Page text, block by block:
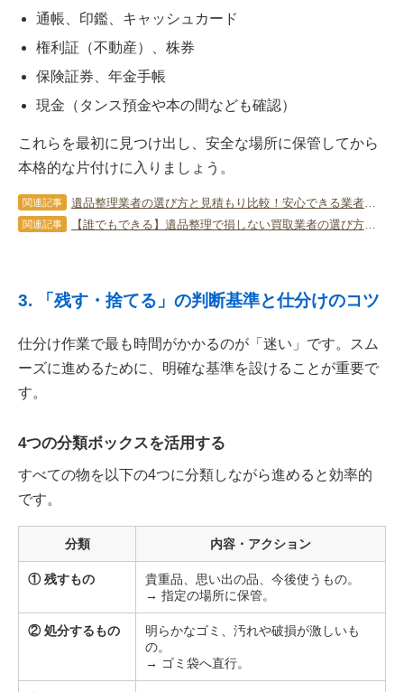
通帳、印鑑、キャッシュカード
権利証（不動産）、株券
保険証券、年金手帳
現金（タンス預金や本の間なども確認）
これらを最初に見つけ出し、安全な場所に保管してから
本格的な片付けに入りましょう。
関連記事 遺品整理業者の選び方と見積もり比較！安心できる業者を見極めるコツ
関連記事 【誰でもできる】遺品整理で損しない買取業者の選び方と高価買取を実現する5つのステップ！
3. 「残す・捨てる」の判断基準と仕分けのコツ
仕分け作業で最も時間がかかるのが「迷い」です。スム
ーズに進めるために、明確な基準を設けることが重要で
す。
4つの分類ボックスを活用する
すべての物を以下の4つに分類しながら進めると効率的
です。
分類 内容・アクション
① 残すもの
貴重品、思い出の品、今後使うもの。
→ 指定の場所に保管。
② 処分するもの
明らかなゴミ、汚れや破損が激しいも
の。
→ ゴミ袋へ直行。